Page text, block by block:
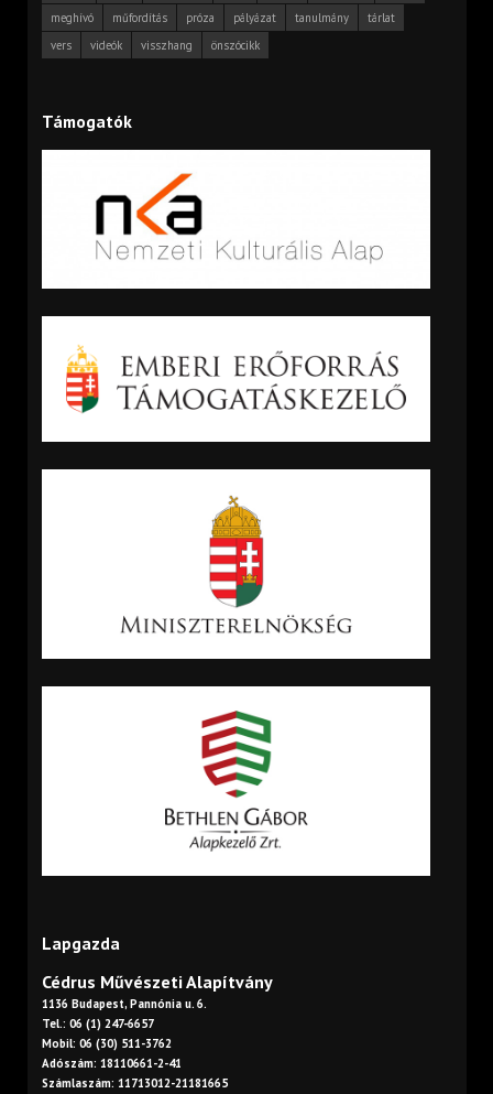
meghívó
műfordítás próza pályázat tanulmány
tárlat
vers
videók visszhang önszócikk
Támogatók
Lapgazda
Cédrus Művészeti Alapítvány
1136 Budapest, Pannónia u. 6.
Tel.: 06 (1) 247-6657
Mobil: 06 (30) 511-3762
Adószám: 18110661-2-41
Számlaszám: 11713012-21181665